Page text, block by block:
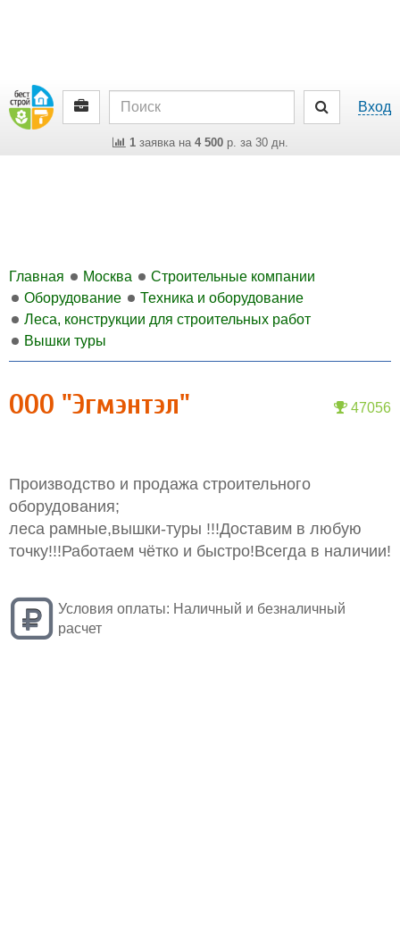
Вход
1заявка на 4 500р. за 30 дн.
Главная Москва
Строительные компании
Оборудование
Техника и оборудование
Леса, конструкции для строительных работ
Вышки туры
47056
ООО "Эгмэнтэл"
Производство и продажа строительного
оборудования;
леса рамные,вышки-туры !!!Доставим в любую
точку!!!Работаем чётко и быстро!Всегда в наличии!
Условия оплаты: Наличный и безналичный
расчет